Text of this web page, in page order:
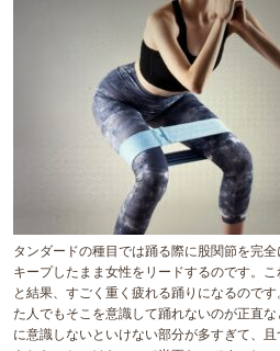
タンダードの種目では踊る際に股関節を完
キープしたまま女性をリードするのです。
と結果、すごく重く疲れる踊りになるので
た人でもそこを意識して踊れないのが正直
に意識しないといけない部分が多すぎて、